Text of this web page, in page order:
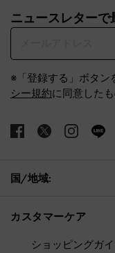
ニュースレターで
※「登録する」ボタン
シー規約に同意した
国/地域:
カスタマーケア
ショッピングガ